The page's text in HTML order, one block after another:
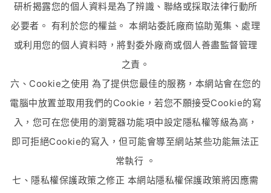
研析揭露您的個人資料是為了辨識、聯絡或採取法律行動所
必要者。 有利於您的權益。 本網站委託廠商協助蒐集、處理
或利用您的個人資料時，將對委外廠商或個人善盡監督管理
之責。
六、Cookie之使用 為了提供您最佳的服務，本網站會在您的
電腦中放置並取用我們的Cookie，若您不願接受Cookie的寫
入，您可在您使用的瀏覽器功能項中設定隱私權等級為高，
即可拒絕Cookie的寫入，但可能會導至網站某些功能無法正
常執行 。
七、隱私權保護政策之修正 本網站隱私權保護政策將因應需